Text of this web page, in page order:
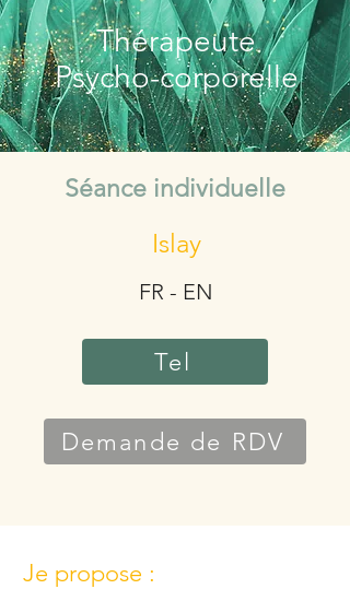
Thérapeute
Psycho-corporelle
Séance individuelle
Islay
FR - EN
Tel
Demande de RDV
Je propose :